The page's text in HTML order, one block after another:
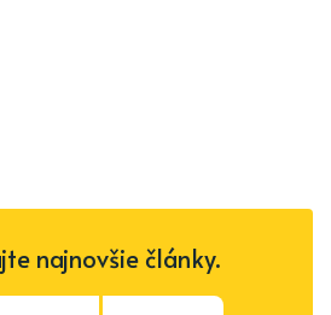
najnovšie články.